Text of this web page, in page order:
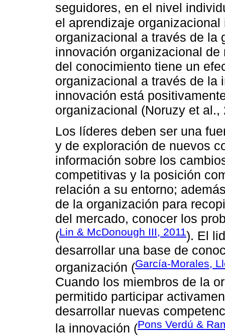
seguidores, en el nivel
el aprendizaje
organizacional a través de la
innovación organizacional
del conocimiento tiene un
organizacional a través de la
innovación está
organizacional (Noruzy et al.,
Los líderes deben ser una
y de exploración de nuevos
información sobre los
competitivas y la posición
relación a su entorno;
de la organización para
del mercado, conocer los
(Lin & McDonough III, 2011). El
desarrollar una base de
organización (García-Morales,
Cuando los miembros de la
permitido participar
desarrollar nuevas
la innovación (Pons Verdú &